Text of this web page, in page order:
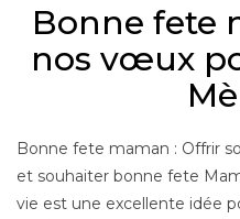
Bonne fete
nos vœux
Bonne fete maman : Offrir
et souhaiter bonne fete
vie est une excellente idée